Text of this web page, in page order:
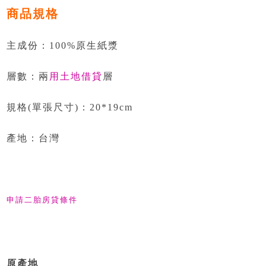
商品規格
主成份：100%原生紙漿
層數：兩 用土地借貸 層
規格(單張尺寸)：20*19cm
產地：台灣
申請二胎房貸條件
原產地